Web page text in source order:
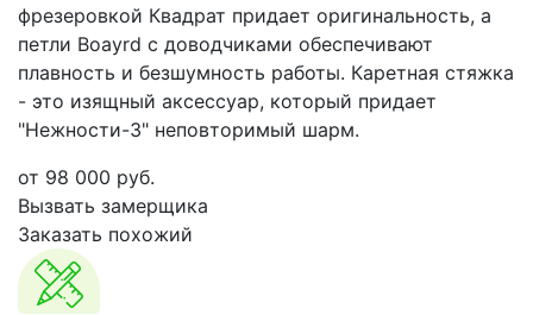
фрезеровкой Квадрат придает оригинальность, а
петли Boayrd с доводчиками обеспечивают
плавность и безшумность работы. Каретная стяжка
- это изящный аксессуар, который придает
"Нежности-3" неповторимый шарм.
от 98 000 руб.
Вызвать замерщика
Заказать похожий